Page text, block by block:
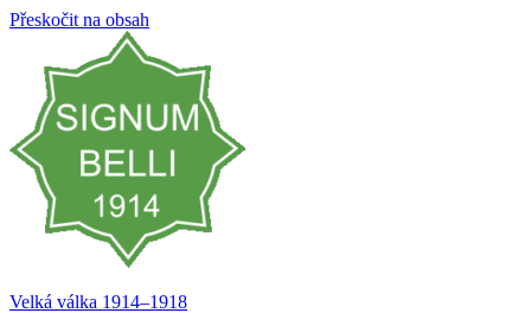
Přeskočit na obsah
Velká válka 1914–⁠⁠⁠⁠⁠⁠1918